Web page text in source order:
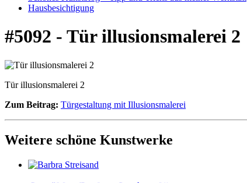
Hausbesichtigung
#5092 - Tür illusionsmalerei 2
Tür illusionsmalerei 2
Zum Beitrag: Türgestaltung mit Illusionsmalerei
Weitere schöne Kunstwerke